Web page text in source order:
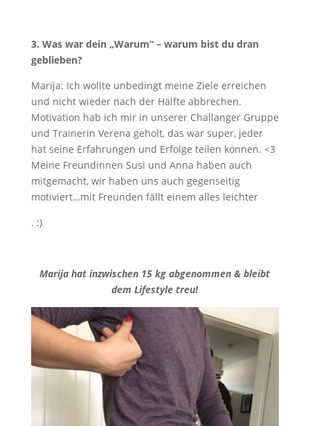
3. Was war dein „Warum“ – warum bist du dran
geblieben?
Marija: Ich wollte unbedingt meine Ziele erreichen
und nicht wieder nach der Hälfte abbrechen.
Motivation hab ich mir in unserer Challanger Gruppe
und Trainerin Verena geholt, das war super, jeder
hat seine Erfahrungen und Erfolge teilen können. <3
Meine Freundinnen Susi und Anna haben auch
mitgemacht, wir haben uns auch gegenseitig
motiviert…mit Freunden fällt einem alles leichter
. :)
Marija hat inzwischen 15 kg abgenommen & bleibt
dem Lifestyle treu!